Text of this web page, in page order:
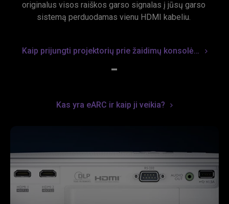
originalus visos raiškos garso signalas į jūsų garso
sistemą perduodamas vienu HDMI kabeliu.
Kaip prijungti projektorių prie žaidimų konsolės ir garso sistemos?
-
Kas yra eARC ir kaip ji veikia?